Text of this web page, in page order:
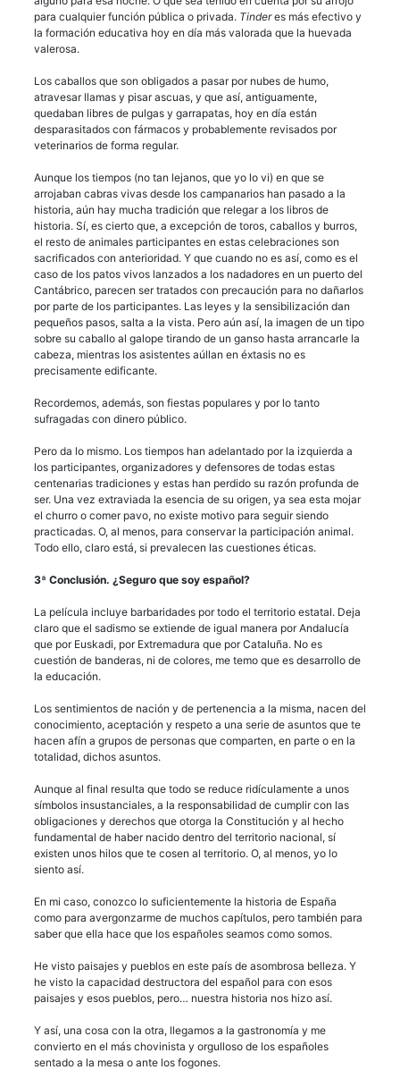
para cualquier función pública o privada. Tinderes más efectivo y
la formación educativa hoy en día más valorada que la huevada
valerosa.
Los caballos que son obligados a pasar por nubes de humo,
atravesar llamas y pisar ascuas, y que así, antiguamente,
quedaban libres de pulgas y garrapatas, hoy en día están
desparasitados con fármacos y probablemente revisados por
veterinarios de forma regular.
Aunque los tiempos (no tan lejanos, que yo lo vi) en que se
arrojaban cabras vivas desde los campanarios han pasado a la
historia, aún hay mucha tradición que relegar a los libros de
historia. Sí, es cierto que, a excepción de toros, caballos y burros,
el resto de animales participantes en estas celebraciones son
sacrificados con anterioridad. Y que cuando no es así, como es el
caso de los patos vivos lanzados a los nadadores en un puerto del
Cantábrico, parecen ser tratados con precaución para no dañarlos
por parte de los participantes. Las leyes y la sensibilización dan
pequeños pasos, salta a la vista. Pero aún así, la imagen de un tipo
sobre su caballo al galope tirando de un ganso hasta arrancarle la
cabeza, mientras los asistentes aúllan en éxtasis no es
precisamente edificante.
Recordemos, además, son fiestas populares y por lo tanto
sufragadas con dinero público.
Pero da lo mismo. Los tiempos han adelantado por la izquierda a
los participantes, organizadores y defensores de todas estas
centenarias tradiciones y estas han perdido su razón profunda de
ser. Una vez extraviada la esencia de su origen, ya sea esta mojar
el churro o comer pavo, no existe motivo para seguir siendo
practicadas. O, al menos, para conservar la participación animal.
Todo ello, claro está, si prevalecen las cuestiones éticas.
3ª Conclusión. ¿Seguro que soy español?
La película incluye barbaridades por todo el territorio estatal. Deja
claro que el sadismo se extiende de igual manera por Andalucía
que por Euskadi, por Extremadura que por Cataluña. No es
cuestión de banderas, ni de colores, me temo que es desarrollo de
la educación.
Los sentimientos de nación y de pertenencia a la misma, nacen del
conocimiento, aceptación y respeto a una serie de asuntos que te
hacen afín a grupos de personas que comparten, en parte o en la
totalidad, dichos asuntos.
Aunque al final resulta que todo se reduce ridículamente a unos
símbolos insustanciales, a la responsabilidad de cumplir con las
obligaciones y derechos que otorga la Constitución y al hecho
fundamental de haber nacido dentro del territorio nacional, sí
existen unos hilos que te cosen al territorio. O, al menos, yo lo
siento así.
En mi caso, conozco lo suficientemente la historia de España
como para avergonzarme de muchos capítulos, pero también para
saber que ella hace que los españoles seamos como somos.
He visto paisajes y pueblos en este país de asombrosa belleza. Y
he visto la capacidad destructora del español para con esos
paisajes y esos pueblos, pero… nuestra historia nos hizo así.
Y así, una cosa con la otra, llegamos a la gastronomía y me
convierto en el más chovinista y orgulloso de los españoles
sentado a la mesa o ante los fogones.